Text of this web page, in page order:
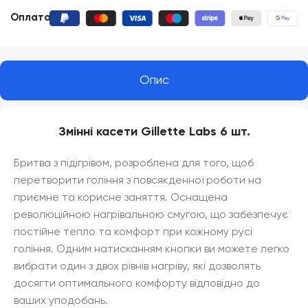
Оплата
Опис
Змінні касети Gillette Labs 6 шт.
Бритва з підігрівом, розроблена для того, щоб
перетворити гоління з повсякденної роботи на
приємне та корисне заняття. Оснащена
революційною нагрівальною смугою, що забезпечує
постійне тепло та комфорт при кожному русі
гоління. Одним натисканням кнопки ви можете легко
вибрати один з двох рівнів нагріву, які дозволять
досягти оптимального комфорту відповідно до
ваших уподобань.